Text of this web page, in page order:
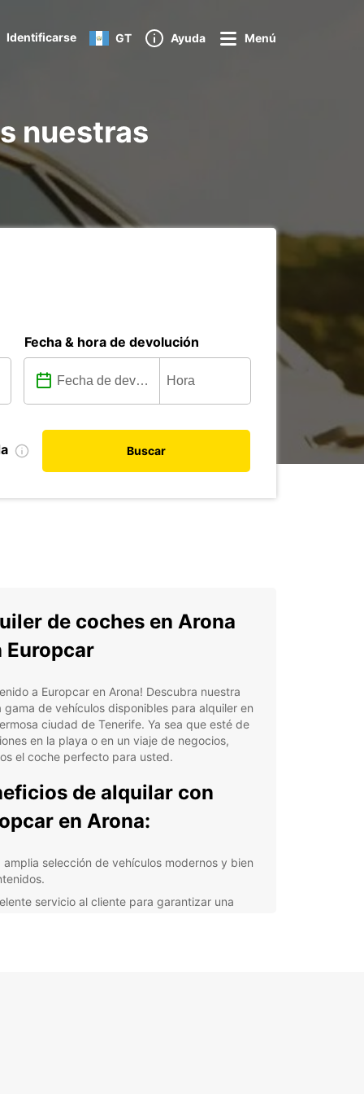
Identificarse GT Ayuda Menú
nuestras
Fecha & hora de devolución
Buscar
de coches en Arona
Europcar
a Europcar en Arona! Descubra nuestra
gama de vehículos disponibles para alquiler en
ciudad de Tenerife. Ya sea que esté de
en la playa o en un viaje de negocios,
el coche perfecto para usted.
de alquilar con
en Arona:
amplia selección de vehículos modernos y bien
servicio al cliente para garantizar una